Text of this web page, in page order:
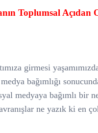
Toplumsal
girmesi
bağımlığı
medyaya bağımlı bir
ne yazık ki en